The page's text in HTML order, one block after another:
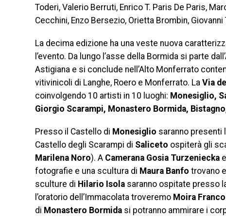
Toderi, Valerio Berruti, Enrico T. Paris De Paris,
Cecchini, Enzo Bersezio, Orietta Brombin, Giovanni
La decima edizione ha una veste nuova
l’evento. Da lungo l’asse della Bormida si parte
Astigiana e si conclude nell’Alto Monferrato
vitivinicoli di Langhe, Roero e Monferrato. La Via
coinvolgendo 10 artisti in 10 luoghi: Monesiglio,
Giorgio Scarampi, Monastero Bormida,
Presso il Castello di Monesiglio saranno presenti
Castello degli Scarampi di Saliceto ospiterà gli
Marilena Noro). A Camerana Gosia Turzeniecka
fotografie e una scultura di Maura Banfo trovano
sculture di Hilario Isola saranno ospitate presso
l’oratorio dell’Immacolata troveremo Moira Franco
di Monastero Bormida si potranno ammirare i